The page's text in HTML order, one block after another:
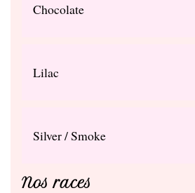
Chocolate
Lilac
Silver / Smoke
Nos races